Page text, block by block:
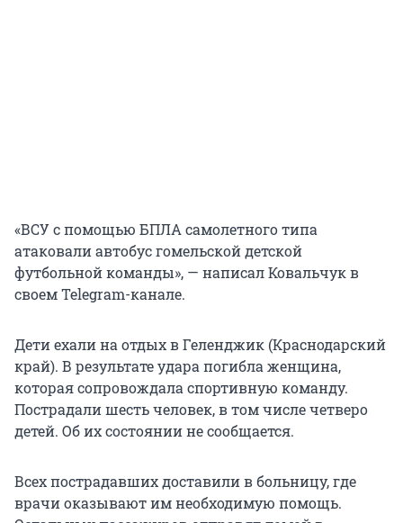
«ВСУ с помощью БПЛА самолетного типа
атаковали автобус гомельской детской
футбольной команды», — написал Ковальчук в
своем Telegram-канале.
Дети ехали на отдых в Геленджик (Краснодарский
край). В результате удара погибла женщина,
которая сопровождала спортивную команду.
Пострадали шесть человек, в том числе четверо
детей. Об их состоянии не сообщается.
Всех пострадавших доставили в больницу, где
врачи оказывают им необходимую помощь.